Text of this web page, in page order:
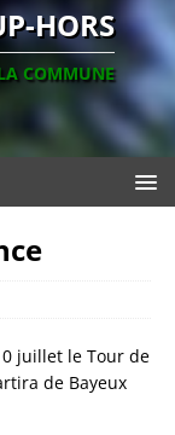
HORS
COMMUNE
juillet le Tour de
de Bayeux